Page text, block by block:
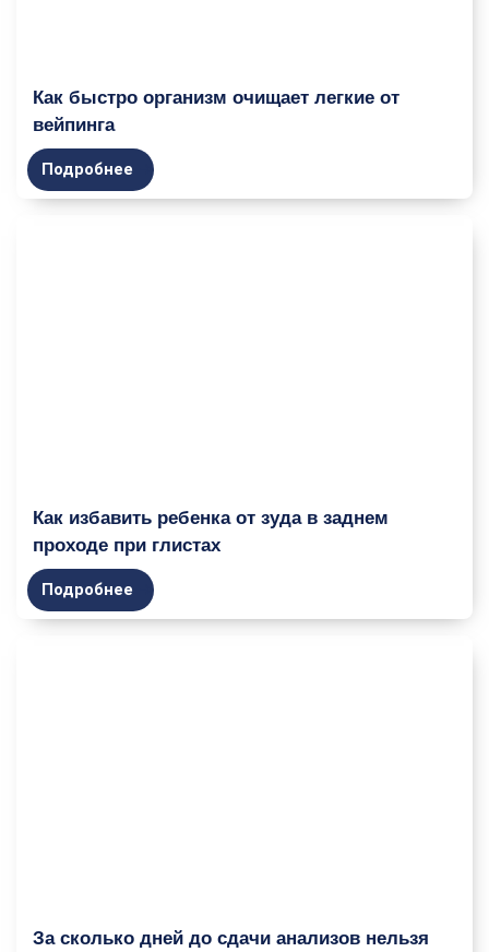
Как быстро организм очищает легкие от
вейпинга
Подробнее
Как избавить ребенка от зуда в заднем
проходе при глистах
Подробнее
За сколько дней до сдачи анализов нельзя